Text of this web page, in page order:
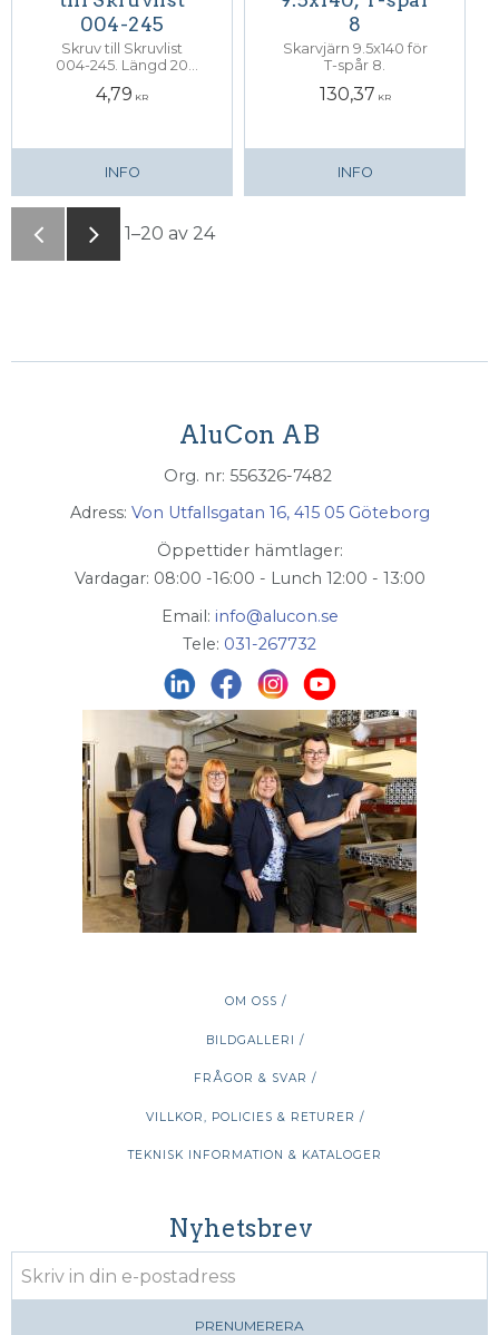
004-245
Skruv till Skruvlist
004-245. Längd 20
4,79 KR
INFO
8
Skarvjärn 9.5x140 för
T-spår 8.
130,37 KR
INFO
1–20 av 24
AluCon AB
Org. nr: 556326-7482
Adress: Von Utfallsgatan 16, 415 05 Göteborg
Öppettider hämtlager:
Vardagar: 08:00 -16:00 - Lunch 12:00 - 13:00
Email: info@alucon.se
Tele: 031-267732
OM OSS /
BILDGALLERI /
FRÅGOR & SVAR /
VILLKOR, POLICIES & RETURER /
TEKNISK INFORMATION & KATALOGER
Nyhetsbrev
PRENUMERERA